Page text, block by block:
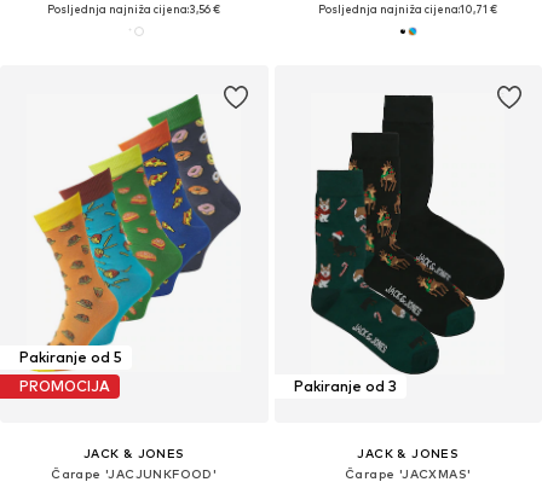
Posljednja najniža cijena:3,56 €
Posljednja najniža cijena:10,71 €
Pakiranje od 5
PROMOCIJA
JACK & JONES
Čarape 'JACJUNKFOOD'
Pakiranje od 3
JACK & JONES
Čarape 'JACXMAS'